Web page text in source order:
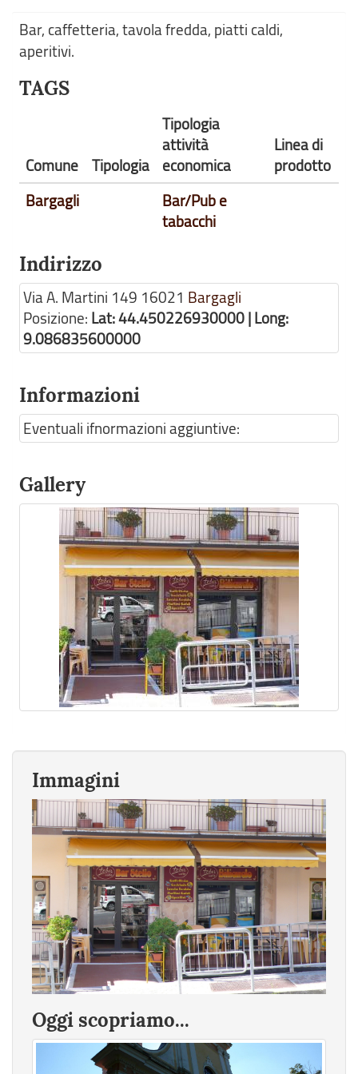
Bar, caffetteria, tavola fredda, piatti caldi,
aperitivi.
TAGS
Comune Tipologia
Tipologia
attività
economica
Linea di
prodotto
Bargagli
Bar/Pub e
tabacchi
Indirizzo
Via A. Martini 149 16021 Bargagli
Posizione: Lat: 44.450226930000 | Long:
9.086835600000
Informazioni
Eventuali ifnormazioni aggiuntive:
Gallery
Immagini
Oggi scopriamo...